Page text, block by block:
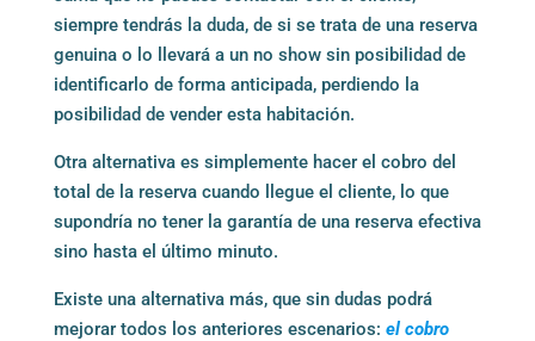
siempre tendrás la duda, de si se trata de una reserva
genuina o lo llevará a un no show sin posibilidad de
identificarlo de forma anticipada, perdiendo la
posibilidad de vender esta habitación.
Otra alternativa es simplemente hacer el cobro del
total de la reserva cuando llegue el cliente, lo que
supondría no tener la garantía de una reserva efectiva
sino hasta el último minuto.
Existe una alternativa más, que sin dudas podrá
mejorar todos los anteriores escenarios: el cobro